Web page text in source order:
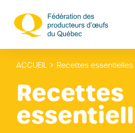
ACCUEIL Recettes essentielles
Recettes